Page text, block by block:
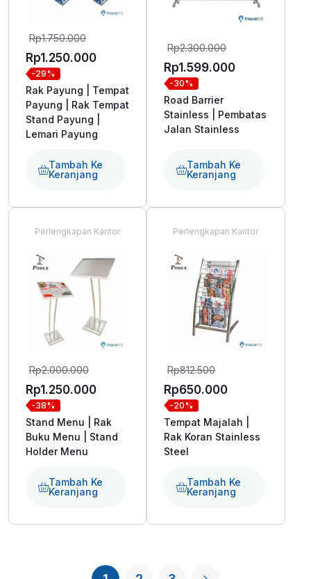
Rp1.750.000Harga
aslinya
Rp1.750.000.
Rp1.250.000Harga
ini
adalah:
Rp1.250.000.
-29%
Rak Payung | Tempat
Payung | Rak Tempat
Stand Payung |
Lemari Payung
Tambah Ke
Keranjang
Rp2.300.000Harga
aslinya
Rp1.599.000Harga
adalah:
-30%
Road Barrier
Stainless | Pembatas
Jalan Stainless
Tambah Ke
Keranjang
Perlengkapan Kantor
Rp2.000.000Harga
aslinya
Rp2.000.000.
Rp1.250.000Harga
ini
-38%
Stand Menu | Rak
Buku Menu | Stand
Holder Menu
Tambah Ke
Keranjang
Perlengkapan Kantor
Rp812.500Harga
aslinya
Rp812.500.
Rp650.000Harga
ini
-20%
Tempat Majalah |
Rak Koran Stainless
Steel
Tambah Ke
Keranjang